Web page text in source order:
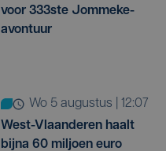
voor 333ste Jommeke-
avontuur
wo 5 augustus | 12:07
West-Vlaanderen haalt
bijna 60 miljoen euro